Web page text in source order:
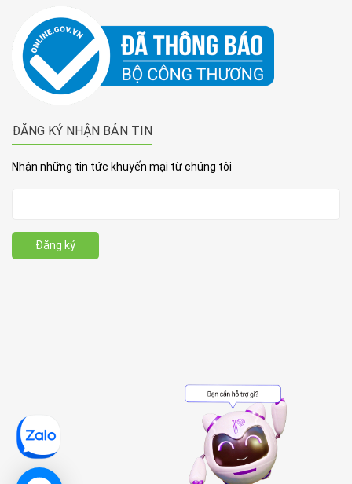
ĐĂNG KÝ NHẬN BẢN TIN
Nhận những tin tức khuyến mại từ chúng tôi
Đăng ký